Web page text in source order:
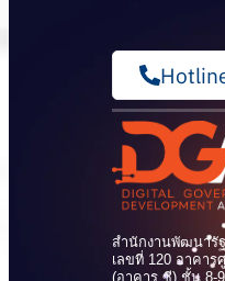
สำนักงานพัฒนารั
เลขที่ 120 อาคาร
(อาคาร ซี) ชั้น 8-